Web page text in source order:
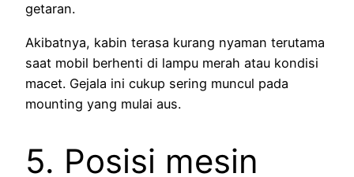
getaran.
Akibatnya, kabin terasa kurang nyaman terutama
saat mobil berhenti di lampu merah atau kondisi
macet. Gejala ini cukup sering muncul pada
mounting yang mulai aus.
5. Posisi mesin